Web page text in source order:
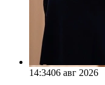
14:3406 авг 2026